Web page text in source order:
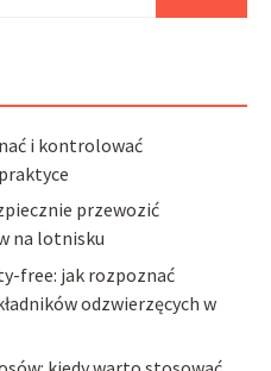
i kontrolować
przewozić
na lotnisku
free: jak rozpoznać
odzwierzęcych w